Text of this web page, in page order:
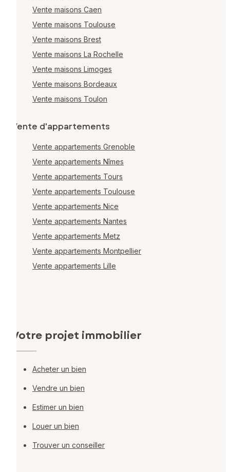
Vente maisons Caen
Vente maisons Toulouse
Vente maisons Brest
Vente maisons La Rochelle
Vente maisons Limoges
Vente maisons Bordeaux
Vente maisons Toulon
Vente d'appartements
Vente appartements Grenoble
Vente appartements Nîmes
Vente appartements Tours
Vente appartements Toulouse
Vente appartements Nice
Vente appartements Nantes
Vente appartements Metz
Vente appartements Montpellier
Vente appartements Lille
Votre projet immobilier
Acheter un bien
Vendre un bien
Estimer un bien
Louer un bien
Trouver un conseiller